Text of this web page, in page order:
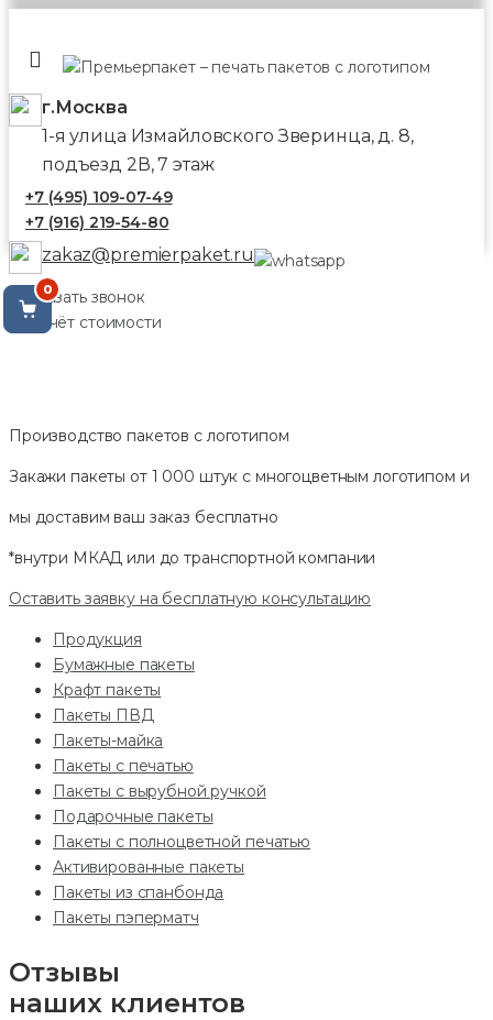
г.Москва
1-я улица Измайловского Зверинца, д. 8,
подъезд 2В, 7 этаж
+7 (495) 109-07-49
+7 (916) 219-54-80
zakaz@premierpaket.ru
Заказать звонок
Расчёт стоимости
0
Производство пакетов с логотипом
Закажи пакеты от 1 000 штук с многоцветным логотипом и
мы доставим ваш заказ бесплатно
*внутри МКАД или до транспортной компании
Оставить заявку на бесплатную консультацию
Продукция
Бумажные пакеты
Крафт пакеты
Пакеты ПВД
Пакеты-майка
Пакеты с печатью
Пакеты с вырубной ручкой
Подарочные пакеты
Пакеты с полноцветной печатью
Активированные пакеты
Пакеты из спанбонда
Пакеты пэперматч
Отзывы
наших клиентов